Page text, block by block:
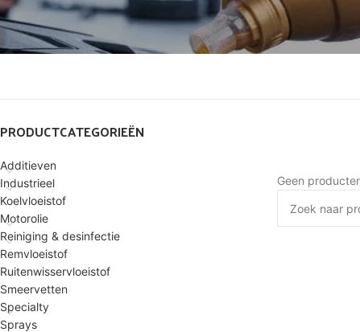
PRODUCTCATEGORIEËN
Additieven
Industrieel
Koelvloeistof
Motorolie
Reiniging & desinfectie
Remvloeistof
Ruitenwisservloeistof
Smeervetten
Specialty
Sprays
Geen